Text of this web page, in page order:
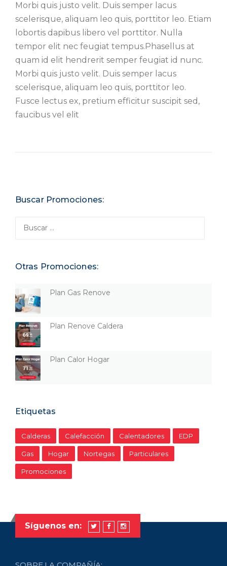
Morbi quis justo velit. Duis semper lacus
scelerisque, aliquam leo quis, porttitor leo. Etiam
lobortis dapibus libero vel porttitor. Nulla
tempor elit nec feugiat tempus.Phasellus at
quam id elit hendrerit semper feugiat id nunc.
Morbi quis justo velit. Duis semper lacus
scelerisque, aliquam leo quis, porttitor leo.
Fusce lectus ex, pretium efficitur suscipit sed,
faucibus vel elit
Buscar Promociones:
Otras Promociones:
Plan Gas Renove
Plan Renove Caldera
Plan Calor Hogar
Etiquetas
Calderas Calefacción Calentadores EDP
Gas Hogar Nortegas Particulares
Promociones
Síguenos en: